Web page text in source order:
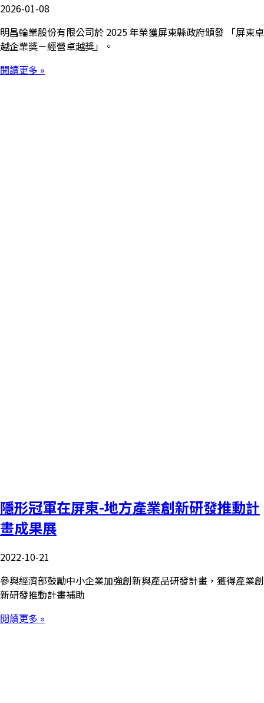
2026-01-08
明昌輪業股份有限公司於 2025 年榮獲屏東縣政府頒發 「屏東卓
越企業獎－經營卓越獎」。
閱讀更多 »
隱形冠軍在屏東-地方產業創新研發推動計
畫成果展
2022-10-21
參與經濟部鼓勵中小企業加強創新與產品研發計畫，獲得產業創
新研發推動計畫補助
閱讀更多 »